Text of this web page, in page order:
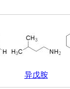
异戊胺